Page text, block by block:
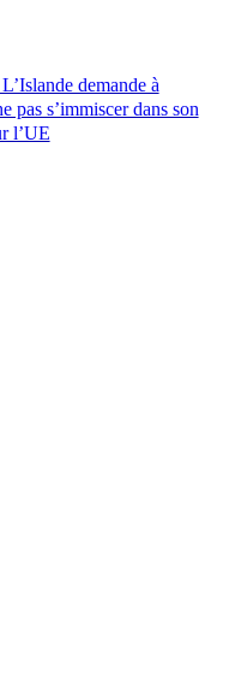
demande à
pas s’immiscer dans son
l’UE